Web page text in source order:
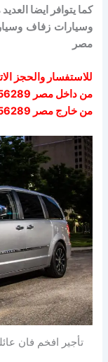
كما يتوافر ايضا
مصر
للاستفسار والحجز
من داخل مصر 01207056289
من خارج مصر 00201207056289
تأجير افخم فان